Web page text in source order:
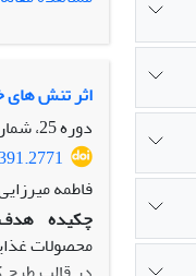
منگنز و چهار
اثر تنش های
دوره 25، شماره 3، تابستان 1402، صفحه
فاطمه
چکیده
محصولات